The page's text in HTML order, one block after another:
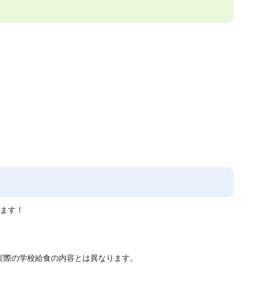
す！
の学校給食の内容とは異なります。